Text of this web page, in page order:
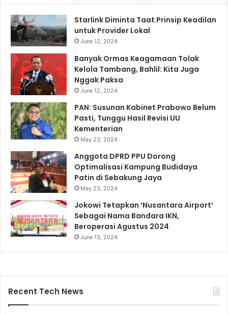
Starlink Diminta Taat Prinsip Keadilan
untuk Provider Lokal
June 12, 2024
Banyak Ormas Keagamaan Tolak
Kelola Tambang, Bahlil: Kita Juga
Nggak Paksa
June 12, 2024
PAN: Susunan Kabinet Prabowo Belum
Pasti, Tunggu Hasil Revisi UU
Kementerian
May 23, 2024
Anggota DPRD PPU Dorong
Optimalisasi Kampung Budidaya
Patin di Sebakung Jaya
May 23, 2024
Jokowi Tetapkan ‘Nusantara Airport’
Sebagai Nama Bandara IKN,
Beroperasi Agustus 2024
June 13, 2024
Recent Tech News